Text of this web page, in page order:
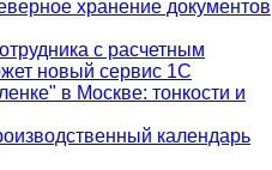
хранение документов
с расчетным
новый сервис 1С
в Москве: тонкости и
календарь